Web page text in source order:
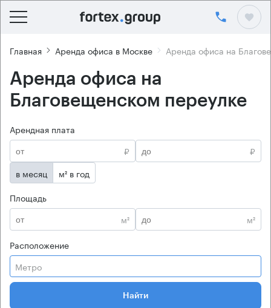
Главная Аренда офиса в Москве Аренда офиса на
Аренда офиса на
Благовещенском переулке
Арендная плата
₽
₽
в месяц
м² в год
Площадь
м²
м²
Расположение
Метро
Найти